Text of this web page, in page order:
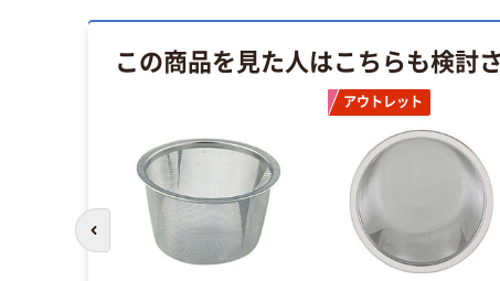
この商品を見た人はこちらも検討
アウトレット
前のスライドへ